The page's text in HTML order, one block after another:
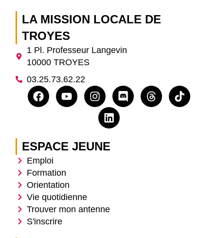
LA MISSION LOCALE DE
TROYES
1 Pl. Professeur Langevin
10000 TROYES
03.25.73.62.22
ESPACE JEUNE
Emploi
Formation
Orientation
Vie quotidienne
Trouver mon antenne
S'inscrire